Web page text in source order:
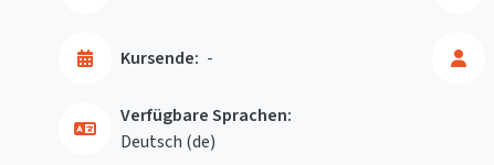
Kursende: -
Verfügbare Sprachen:
Deutsch ‎(de)‎